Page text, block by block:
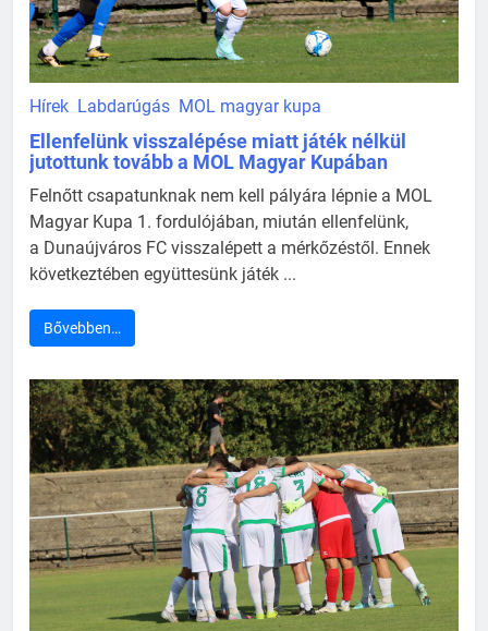
Hírek Labdarúgás MOL magyar kupa
Ellenfelünk visszalépése miatt játék nélkül
jutottunk tovább a MOL Magyar Kupában
Felnőtt csapatunknak nem kell pályára lépnie a MOL
Magyar Kupa 1. fordulójában, miután ellenfelünk,
a Dunaújváros FC visszalépett a mérkőzéstől. Ennek
következtében együttesünk játék ...
Bővebben…